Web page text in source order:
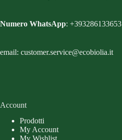
Numero WhatsApp: +393286133653
email: customer.service@ecobiolia.it
Account
Prodotti
My Account